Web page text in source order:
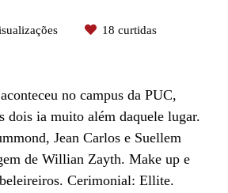
18 curtidas
no campus da PUC,
dois ia muito além daquele lugar.
Jean Carlos e Suellem
de Willian Zayth. Make up e
Cerimonial: Ellite.